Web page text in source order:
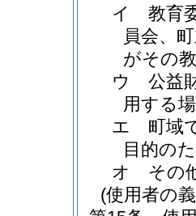
イ
教育
員会、
がその
ウ
公益
用する
エ
町域
目的の
オ
その
(使用者の